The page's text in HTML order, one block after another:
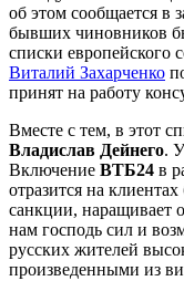
об этом сообщается в
бывших чиновников
списки европейского
Виталий Захарченко
принят на работу
Вместе с тем, в этот
Владислав Дейнего.
Включение ВТБ24 в
отразится на
санкции, наращивает
нам господь сил и
русских жителей
произведенными из